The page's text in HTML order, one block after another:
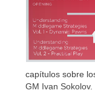
capítulos sobre
GM Ivan